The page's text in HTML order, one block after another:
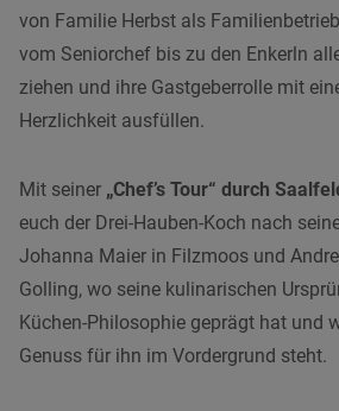
von Familie Herbst als
vom Seniorchef bis zu den Enkerln
ziehen und ihre Gastgeberrolle mit
Herzlichkeit ausfüllen.
Mit seiner „Chef’s Tour“ durch
euch der Drei-Hauben-Koch nach
Johanna Maier in Filzmoos und
Golling, wo seine kulinarischen
Küchen-Philosophie geprägt hat und
Genuss für ihn im Vordergrund steht.